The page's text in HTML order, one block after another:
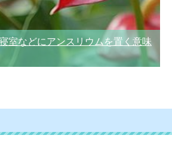
室などにアンスリウムを置く意味